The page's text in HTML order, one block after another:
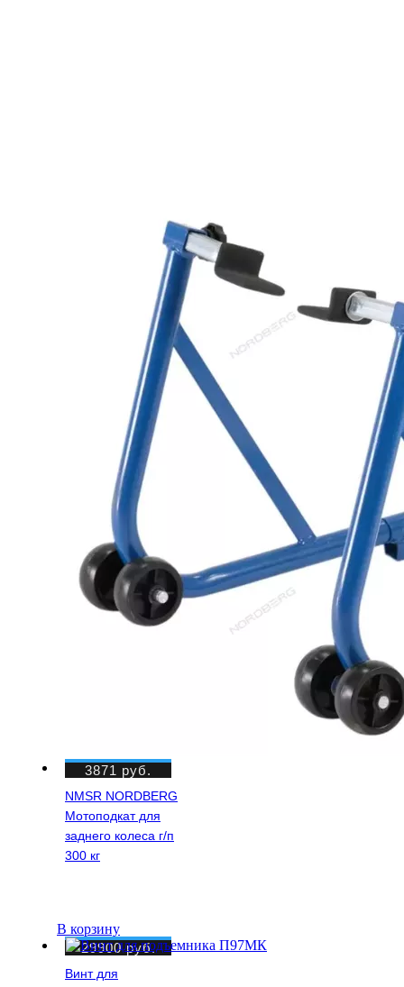
NMSR NORDBERG
Мотоподкат для
заднего колеса г/п
300 кг
3871 руб.
В корзину
Винт для
29900руб.